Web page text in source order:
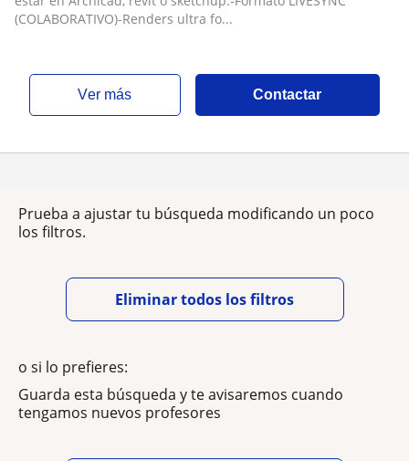
(COLABORATIVO)-Renders ultra fo...
ver más Contactar
Prueba a ajustar tu búsqueda modificando un poco
los filtros.
Eliminar todos los filtros
o si lo prefieres:
Guarda esta búsqueda y te avisaremos cuando
tengamos nuevos profesores